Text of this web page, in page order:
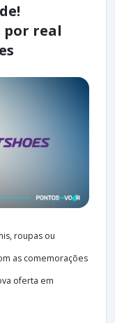
por real
roupas ou
as comemorações
oferta em